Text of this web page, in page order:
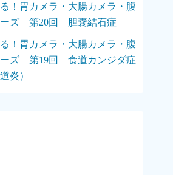
る！胃カメラ・大腸カメラ・腹
ーズ 第20回 胆嚢結石症
る！胃カメラ・大腸カメラ・腹
ーズ 第19回 食道カンジダ症
炎）